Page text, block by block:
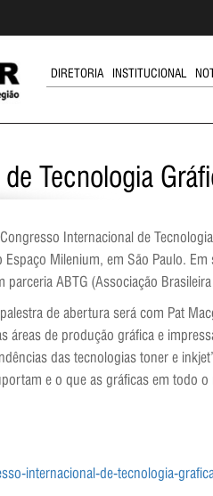
DIRETORIA INSTITUCIONAL
Tecnologia
Internacional de
Espaço Milenium, em São Paulo.
parceria ABTG (Associação
de abertura será com Pat
áreas de produção gráfica e
das tecnologias toner e
e o que as gráficas em todo
internacional-de-tecnologia-